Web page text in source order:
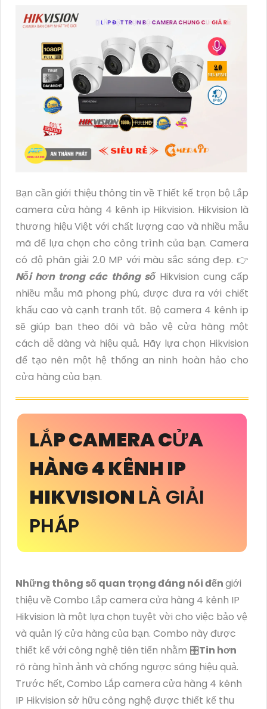
Bạn cần giới thiệu thông tin về Thiết kế trọn bộ Lắp
camera cửa hàng 4 kênh ip Hikvision. Hikvision là
thương hiệu Việt với chất lượng cao và nhiều mẫu
mã để lựa chọn cho công trình của bạn. Camera
có độ phân giải 2.0 MP với màu sắc sáng đẹp. 👉
Nỗi hơn trong các thông sốHikvision cung cấp
nhiều mẫu mã phong phú, được đưa ra với chiết
khấu cao và cạnh tranh tốt. Bộ camera 4 kênh ip
sẽ giúp bạn theo dõi và bảo vệ cửa hàng một
cách dễ dàng và hiệu quả. Hãy lựa chọn Hikvision
để tạo nên một hệ thống an ninh hoàn hảo cho
cửa hàng của bạn.
LẮP CAMERA CỬA
HÀNG 4 KÊNH IP
HIKVISION LÀ GIẢI
PHÁP
Những thông số quan trọng đáng nói đếngiới
thiệu về Combo Lắp camera cửa hàng 4 kênh IP
Hikvision là một lựa chọn tuyệt vời cho việc bảo vệ
và quản lý cửa hàng của bạn. Combo này được
thiết kế với công nghệ tiên tiến nhằm 🎛Tin hơn
rõ ràng hình ảnh và chống ngược sáng hiệu quả.
Trước hết, Combo Lắp camera cửa hàng 4 kênh
IP Hikvision sở hữu công nghệ được thiết kế thu